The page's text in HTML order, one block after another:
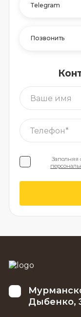
Telegram
Позвонить
Заполняя
Дыбенко,